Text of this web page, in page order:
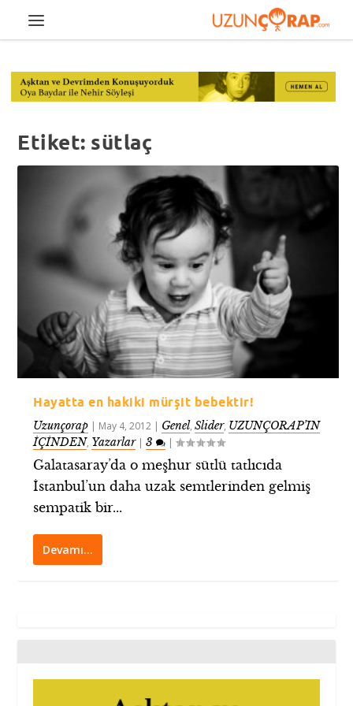
Etiket: sütlaç
Hayatta en hakiki mürşit bebektir!
Uzunçorap | May 4, 2012 | Genel,Slider, UZUNÇORAP’IN
İÇİNDEN, Yazarlar|3 |
Galatasaray’da o meşhur sütlü tatlıcıda
İstanbul’un daha uzak semtlerinden gelmiş
sempatik bir...
Devamı…